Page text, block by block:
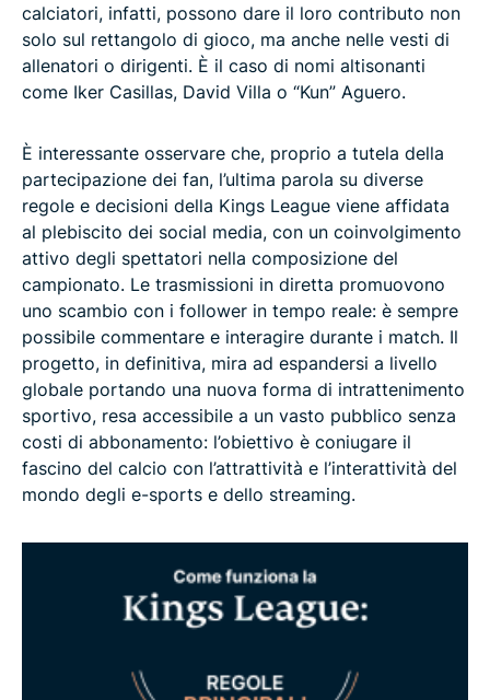
calciatori, infatti, possono dare il loro contributo non
solo sul rettangolo di gioco, ma anche nelle vesti di
allenatori o dirigenti. È il caso di nomi altisonanti
come Iker Casillas, David Villa o “Kun” Aguero.
È interessante osservare che, proprio a tutela della
partecipazione dei fan, l’ultima parola su diverse
regole e decisioni della Kings League viene affidata
al plebiscito dei social media, con un coinvolgimento
attivo degli spettatori nella composizione del
campionato. Le trasmissioni in diretta promuovono
uno scambio con i follower in tempo reale: è sempre
possibile commentare e interagire durante i match. Il
progetto, in definitiva, mira ad espandersi a livello
globale portando una nuova forma di intrattenimento
sportivo, resa accessibile a un vasto pubblico senza
costi di abbonamento: l’obiettivo è coniugare il
fascino del calcio con l’attrattività e l’interattività del
mondo degli e-sports e dello streaming.